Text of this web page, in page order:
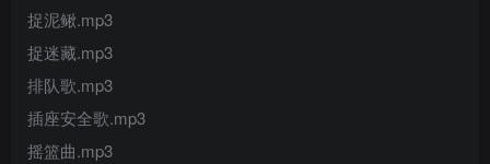
捉泥鳅.mp3
捉迷藏.mp3
排队歌.mp3
插座安全歌.mp3
摇篮曲.mp3